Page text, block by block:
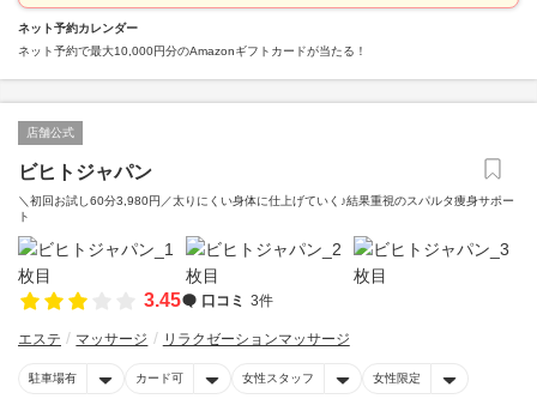
ネット予約カレンダー
ネット予約で最大10,000円分のAmazonギフトカードが当たる！
店舗公式
ビヒトジャパン
＼初回お試し60分3,980円／太りにくい身体に仕上げていく♪結果重視のスパルタ痩身サポー
ト
3.45 口コミ 3件
エステ マッサージ リラクゼーションマッサージ
駐車場有 カード可 女性スタッフ 女性限定